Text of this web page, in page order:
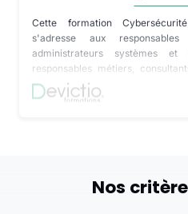
Cette formation
s'adresse aux
administrateurs systèmes
responsables métiers,
personne impliquée dans la
entreprise. Disponible en inter-
Nos